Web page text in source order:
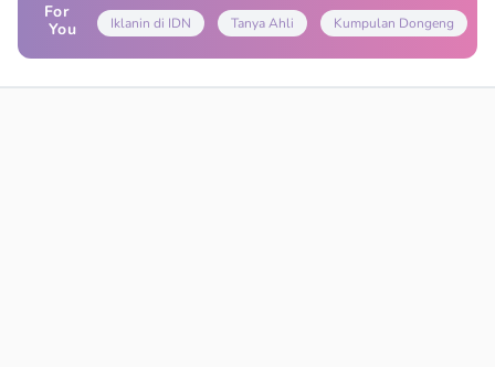
For
You
Iklanin di IDN Tanya Ahli Kumpulan Dongeng